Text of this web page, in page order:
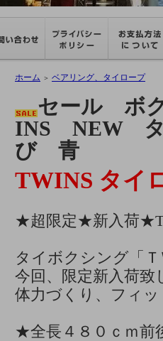
ホーム ＞ ベアリング、タイロープ
セール ボ
INS NEW タ
び 青
TWINS タ
★超限定★新入荷
タイボクシング「
今回、限定新入荷致
体力づくり、フィ
★全長４８０ｃｍ前